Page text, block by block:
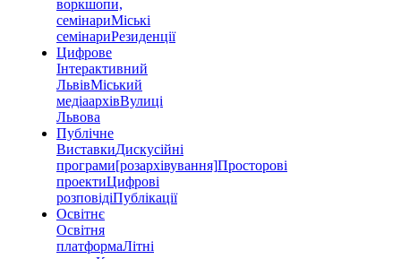
воркшопи,
семінариМіські
семінариРезиденції
Цифрове
Інтерактивний
ЛьвівМіський
медіаархівВулиці
Львова
Публічне
ВиставкиДискусійні
програми[розархівування]Просторові
проектиЦифрові
розповідіПублікації
Освітнє
Освітня
платформаЛітні